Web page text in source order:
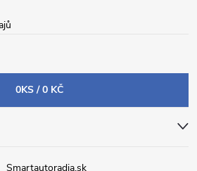
0KS /0 KČ
Smartautoradia.sk